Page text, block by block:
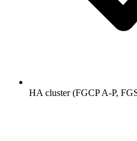
HA cluster (FGCP A-P,